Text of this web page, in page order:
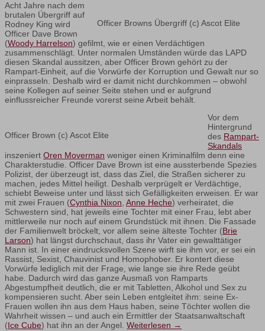
Officer Browns Übergriff (c) Ascot Elite
Acht Jahre nach dem
brutalen Übergriff auf
Rodney King wird
Officer Dave Brown
(Woody Harrelson) gefilmt, wie er einen Verdächtigen
zusammenschlägt. Unter normalen Umständen würde das LAPD
diesen Skandal aussitzen, aber Officer Brown gehört zu der
Rampart-Einheit, auf die Vorwürfe der Korruption und Gewalt nur so
einprasseln. Deshalb wird er damit nicht durchkommen – obwohl
seine Kollegen auf seiner Seite stehen und er aufgrund
einflussreicher Freunde vorerst seine Arbeit behält.
Officer Brown (c) Ascot Elite
Vor dem
Hintergrund
des Rampart-
Skandals
inszeniert Oren Moverman weniger einen Kriminalfilm denn eine
Charakterstudie. Officer Dave Brown ist eine aussterbende Spezies
Polizist, der überzeugt ist, dass das Ziel, die Straßen sicherer zu
machen, jedes Mittel heiligt. Deshalb verprügelt er Verdächtige,
schiebt Beweise unter und lässt sich Gefälligkeiten erweisen. Er war
mit zwei Frauen (Cynthia Nixon, Anne Heche) verheiratet, die
Schwestern sind, hat jeweils eine Tochter mit einer Frau, lebt aber
mittlerweile nur noch auf einem Grundstück mit ihnen. Die Fassade
der Familienwelt bröckelt, vor allem seine älteste Tochter (Brie
Larson) hat längst durchschaut, dass ihr Vater ein gewalttätiger
Mann ist. In einer eindrucksvollen Szene wirft sie ihm vor, er sei ein
Rassist, Sexist, Chauvinist und Homophober. Er kontert diese
Vorwürfe lediglich mit der Frage, wie lange sie ihre Rede geübt
habe. Dadurch wird das ganze Ausmaß von Ramparts
Abgestumpfheit deutlich, die er mit Tabletten, Alkohol und Sex zu
kompensieren sucht. Aber sein Leben entgleitet ihm: seine Ex-
Frauen wollen ihn aus dem Haus haben, seine Töchter wollen die
Wahrheit wissen – und auch ein Ermittler der Staatsanwaltschaft
(Ice Cube) hat ihn an der Angel. Weiterlesen →